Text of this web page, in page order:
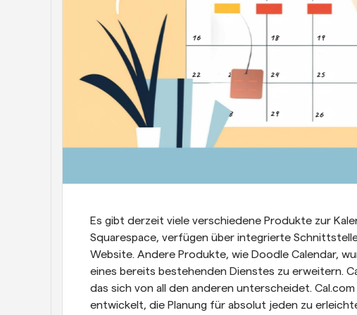
Es gibt derzeit viele verschiedene Produkte zur
Squarespace, verfügen über integrierte
Website. Andere Produkte, wie Doodle Calendar,
eines bereits bestehenden Dienstes zu erweitern.
das sich von all den anderen unterscheidet.
entwickelt, die Planung für absolut jeden zu